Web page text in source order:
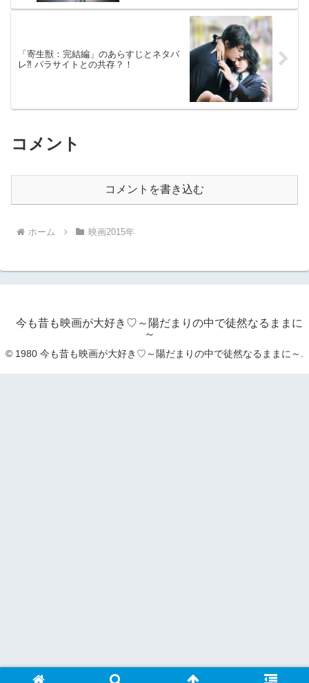
「寄生獣：完結編」のあらすじとネタバ
レ⁈ パラサイトとの共存？！
コメント
コメントを書き込む
ホーム 映画2015年
今も昔も映画が大好き♡～陽だまりの中で徒然なるままに
～
© 1980 今も昔も映画が大好き♡～陽だまりの中で徒然なるままに～.